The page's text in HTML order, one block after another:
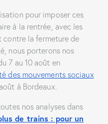
pour imposer ces
à la rentrée, avec les
la fermeture de
nous porterons nos
7 au 10 août en
des mouvements sociaux
à Bordeaux.
nos analyses dans
de trains : pour un